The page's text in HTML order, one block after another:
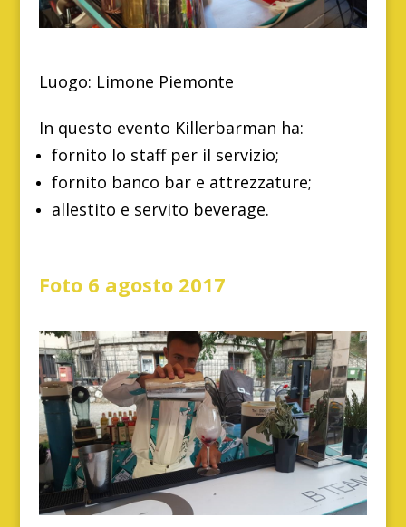
Luogo: Limone Piemonte
In questo evento Killerbarman ha:
fornito lo staff per il servizio;
fornito banco bar e attrezzature;
allestito e servito beverage.
Foto 6 agosto 2017